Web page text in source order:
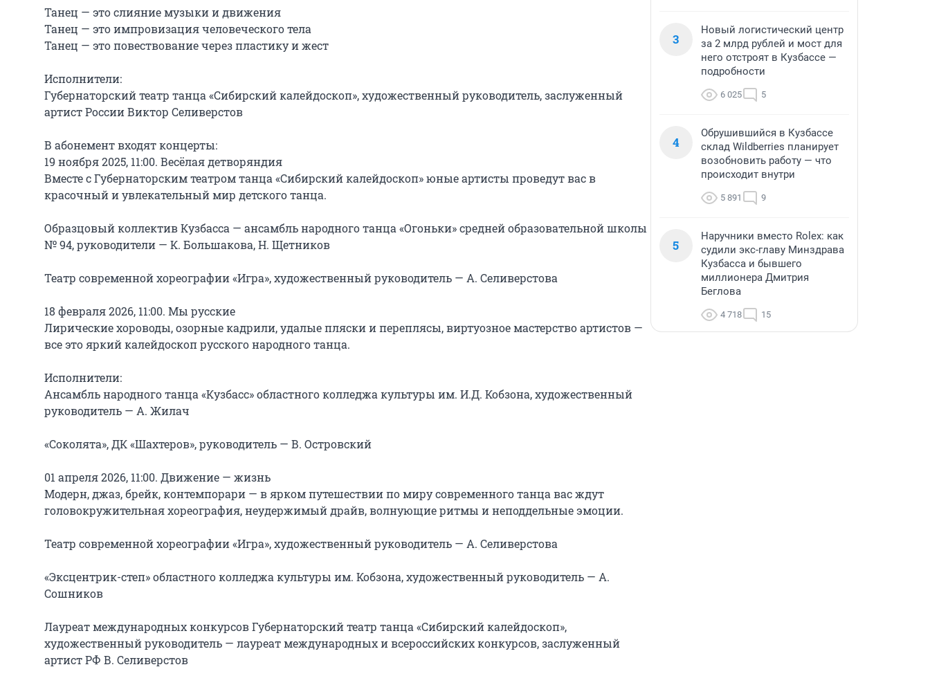
Танец — это слияние музыки и движения
Танец — это импровизация человеческого тела
Танец — это повествование через пластику и жест
Исполнители:
Губернаторский театр танца «Сибирский калейдоскоп», художественный руководитель, заслуженный
артист России Виктор Селиверстов
В абонемент входят концерты:
19 ноября 2025, 11:00. Весёлая детворяндия
Вместе с Губернаторским театром танца «Сибирский калейдоскоп» юные артисты проведут вас в
красочный и увлекательный мир детского танца.
Образцовый коллектив Кузбасса — ансамбль народного танца «Огоньки» средней образовательной школы
№ 94, руководители — К. Большакова, Н. Щетников
Театр современной хореографии «Игра», художественный руководитель — А. Селиверстова
18 февраля 2026, 11:00. Мы русские
Лирические хороводы, озорные кадрили, удалые пляски и переплясы, виртуозное мастерство артистов —
все это яркий калейдоскоп русского народного танца.
Исполнители:
Ансамбль народного танца «Кузбасс» областного колледжа культуры им. И.Д. Кобзона, художественный
руководитель — А. Жилач
«Соколята», ДК «Шахтеров», руководитель — В. Островский
01 апреля 2026, 11:00. Движение — жизнь
Модерн, джаз, брейк, контемпорари — в ярком путешествии по миру современного танца вас ждут
головокружительная хореография, неудержимый драйв, волнующие ритмы и неподдельные эмоции.
Театр современной хореографии «Игра», художественный руководитель — А. Селиверстова
«Эксцентрик-степ» областного колледжа культуры им. Кобзона, художественный руководитель — А.
Сошников
Лауреат международных конкурсов Губернаторский театр танца «Сибирский калейдоскоп»,
художественный руководитель — лауреат международных и всероссийских конкурсов, заслуженный
артист РФ В. Селиверстов
3
Новый логистический центр
за 2 млрд рублей и мост для
него отстроят в Кузбассе —
подробности
6 025 5
4
Обрушившийся в Кузбассе
склад Wildberries планирует
возобновить работу — что
происходит внутри
5 891 9
5
Наручники вместо Rolex: как
судили экс-главу Минздрава
Кузбасса и бывшего
миллионера Дмитрия
Беглова
4 718 15